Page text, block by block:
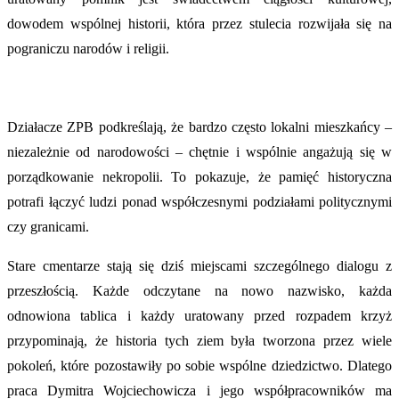
dowodem wspólnej historii, która przez stulecia rozwijała się na
pograniczu narodów i religii.
Działacze ZPB podkreślają, że bardzo często lokalni mieszkańcy –
niezależnie od narodowości – chętnie i wspólnie angażują się w
porządkowanie nekropolii. To pokazuje, że pamięć historyczna
potrafi łączyć ludzi ponad współczesnymi podziałami politycznymi
czy granicami.
Stare cmentarze stają się dziś miejscami szczególnego dialogu z
przeszłością. Każde odczytane na nowo nazwisko, każda
odnowiona tablica i każdy uratowany przed rozpadem krzyż
przypominają, że historia tych ziem była tworzona przez wiele
pokoleń, które pozostawiły po sobie wspólne dziedzictwo. Dlatego
praca Dymitra Wojciechowicza i jego współpracowników ma